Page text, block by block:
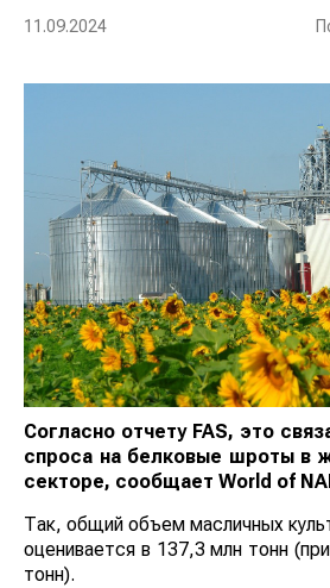
11.09.2024
Согласно отчету FAS, это
спроса на белковые шроты в
секторе, сообщает World of
Так, общий объем масличных
оценивается в 137,3 млн тонн
тонн).